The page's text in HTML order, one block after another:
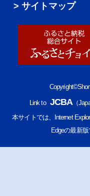
サイトマップ
Link to JCBA（
本サイトでは、Internet
Edgeの最新